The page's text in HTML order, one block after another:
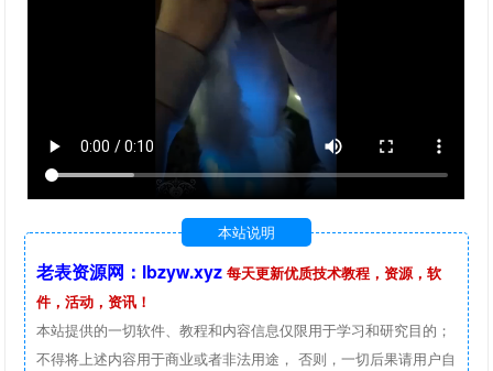
本站说明
老表资源网：lbzyw.xyz 每天更新优质技术教程，资源，软
件，活动，资讯！
本站提供的一切软件、教程和内容信息仅限用于学习和研究目的；
不得将上述内容用于商业或者非法用途， 否则，一切后果请用户自